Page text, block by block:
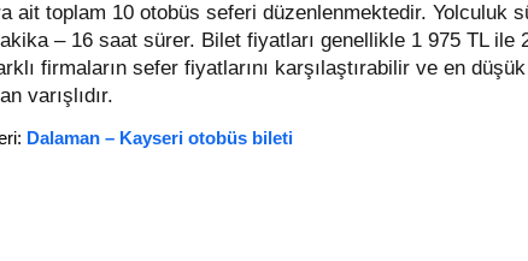
ait toplam 10 otobüs seferi düzenlenmektedir. Yolculuk
– 16 saat sürer. Bilet fiyatları genellikle 1 975 TL ile
firmaların sefer fiyatlarını karşılaştırabilir ve en
varışlıdır.
Dalaman – Kayseri otobüs bileti